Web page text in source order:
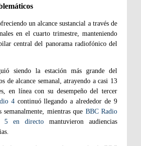
un alcance sustancial a través de
en el cuarto trimestre, manteniendo
central del panorama radiofónico del
siendo la estación más grande del
de alcance semanal, atrayendo a casi 13
en línea con su desempeño del tercer
4continuó llegando a alrededor de 9
mientras que BBC Radio
5 en directo mantuvieron audiencias